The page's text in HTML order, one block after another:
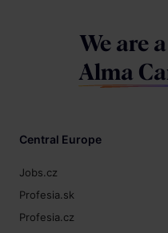
We are
Alma
Central Europe
Jobs.cz
Profesia.sk
Profesia.cz